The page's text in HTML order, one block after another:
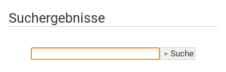
Suchergebnisse